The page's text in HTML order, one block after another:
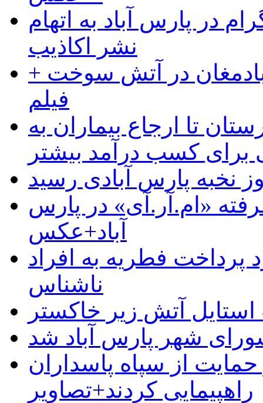
در پارس آباد به اتهام
نشر اکاذیب
در آتش سوخت +
فیلم
تا ارجاع بیماران به
کسب درآمد بیشتر
نخبه پارس آبادی رسید
«ام.آر.آی» در پارس
آباد+عکس
پرداخت فطریه به افراد
ناشناس
آتش زیر خاکستر
شهر پارس آباد شد
از سپاه پاسداران
راهپیمایی کردند+تصاویر